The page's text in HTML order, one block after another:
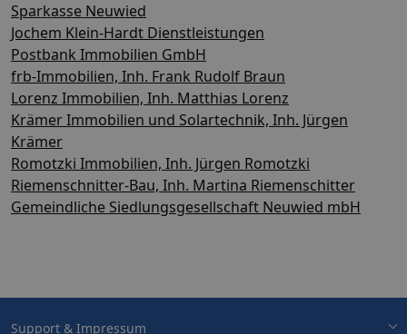
Sparkasse Neuwied
Jochem Klein-Hardt Dienstleistungen
Postbank Immobilien GmbH
frb-Immobilien, Inh. Frank Rudolf Braun
Lorenz Immobilien, Inh. Matthias Lorenz
Krämer Immobilien und Solartechnik, Inh. Jürgen
Krämer
Romotzki Immobilien, Inh. Jürgen Romotzki
Riemenschnitter-Bau, Inh. Martina Riemenschitter
Gemeindliche Siedlungsgesellschaft Neuwied mbH
Support & Impressum